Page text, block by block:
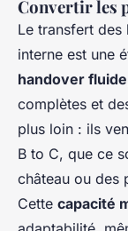
Convertir les
Le transfert
interne est une
handover fluide
complètes et
plus loin : ils
B to C, que ce
château ou des
Cette capacité